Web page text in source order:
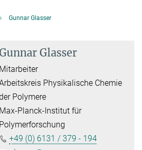
Gunnar Glasser
Gunnar Glasser
Mitarbeiter
Physikalische Chemie
Polymere
Max-Planck-Institut für
Polymerforschung
+49 (0) 6131 / 379 - 194